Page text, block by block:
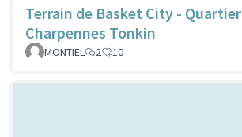
Terrain de Basket City - Quartier
Charpennes Tonkin
MONTIEL 2 10